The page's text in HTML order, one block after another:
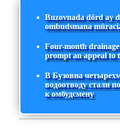
Buzovnada dörd ay
ombudsmana
Four-month
prompt an appeal to
В Бузовна
водоотводу стали
к омбудсмену